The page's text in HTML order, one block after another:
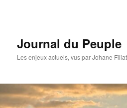
Journal du Peuple
Les enjeux actuels, vus par Johane